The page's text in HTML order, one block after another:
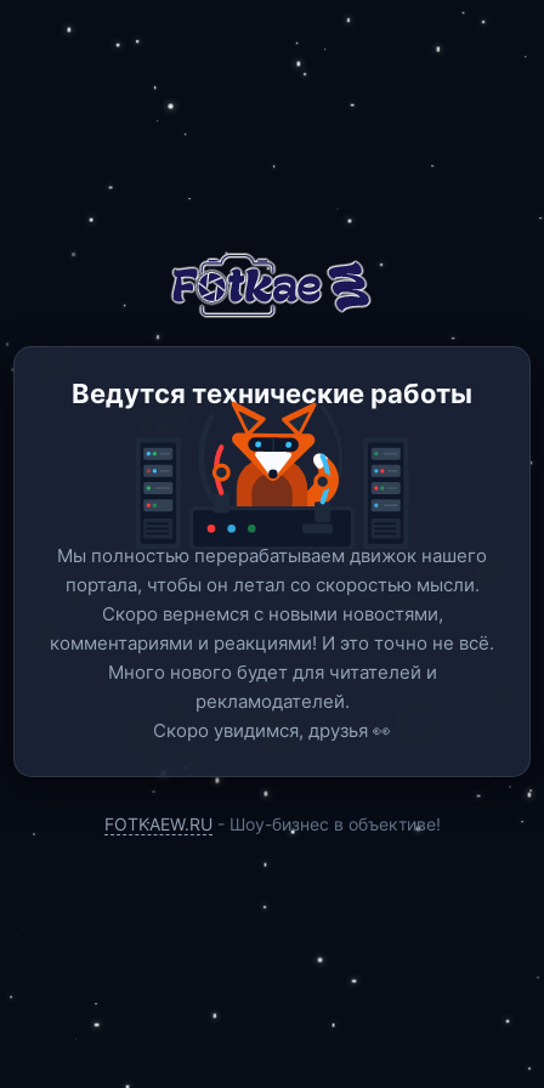
Ведутся технические работы
Мы полностью перерабатываем движок нашего
портала, чтобы он летал со скоростью мысли.
Скоро вернемся c новыми новостями,
комментариями и реакциями! И это точно не всё.
Много нового будет для читателей и
рекламодателей.
Скоро увидимся, друзья 👀
FOTKAEW.RU - Шоу-бизнес в объективе!